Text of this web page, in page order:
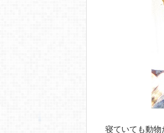
寝ていても動物